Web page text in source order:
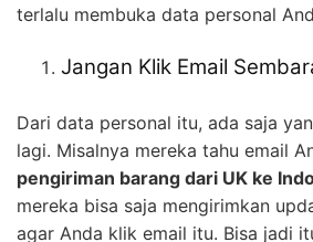
terlalu membuka data personal
Jangan Klik Email
Dari data personal itu, ada saja
lagi. Misalnya mereka tahu email
pengiriman barang dari UK ke
mereka bisa saja mengirimkan
agar Anda klik email itu. Bisa jadi